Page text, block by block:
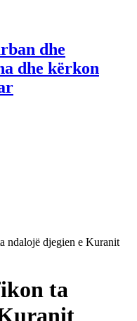
dhe
dhe kërkon
ndalojë djegien e Kuranit
ta